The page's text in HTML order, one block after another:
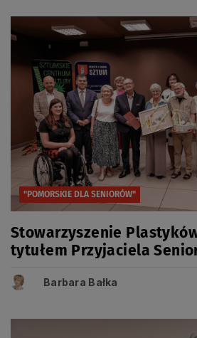
"POMORSKIE DLA SENIORÓW"
Stowarzyszenie
tytułem Przyjaciela
Barbara Bałka